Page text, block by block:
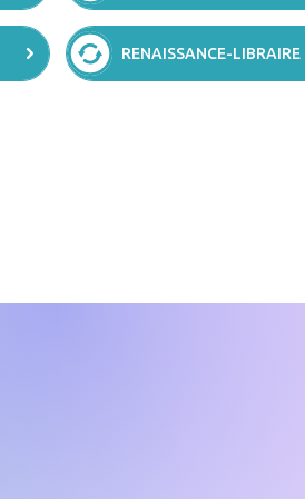
RENAISSANCE-LIBRAIRE